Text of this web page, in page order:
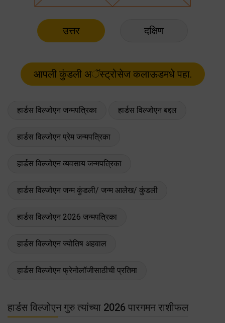
उत्तर दक्षिण
हार्डस विल्जोएन जन्मपत्रिका हार्डस विल्जोएन बद्दल
हार्डस विल्जोएन प्रेम जन्मपत्रिका
हार्डस विल्जोएन व्यवसाय जन्मपत्रिका
हार्डस विल्जोएन जन्म कुंडली/ जन्म आलेख/ कुंडली
हार्डस विल्जोएन 2026 जन्मपत्रिका
हार्डस विल्जोएन ज्योतिष अहवाल
हार्डस विल्जोएन फ्रेनोलॉजीसाठीची प्रतिमा
हार्डस विल्जोएन गुरु त्यांच्या 2026 पारगमन राशीफल